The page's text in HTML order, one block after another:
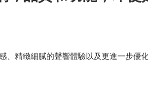
精緻細膩的聲響體驗以及更進一步優化